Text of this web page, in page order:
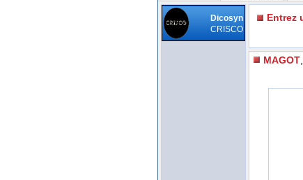
Dicosyn
CRISCO
Entrez
MAGOT